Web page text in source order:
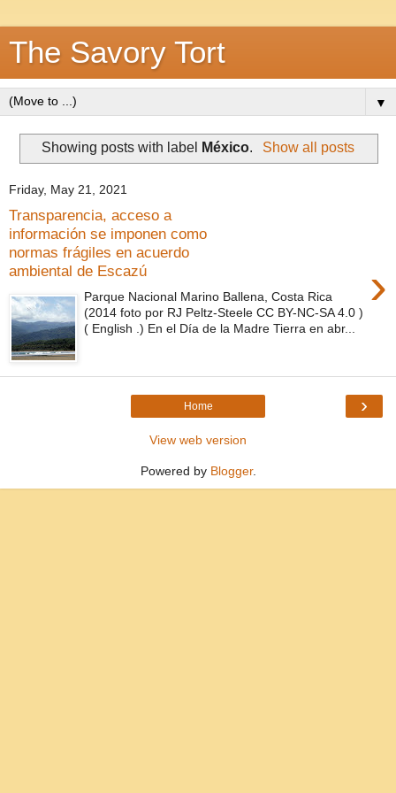
The Savory Tort
▼
Showing posts with label México. Show all posts
Friday, May 21, 2021
Transparencia, acceso a
información se imponen como
normas frágiles en acuerdo
ambiental de Escazú
›
Parque Nacional Marino Ballena, Costa Rica
(2014 foto por RJ Peltz-Steele CC BY-NC-SA 4.0 )
( English .) En el Día de la Madre Tierra en abr...
›
Home
View web version
Powered by Blogger.